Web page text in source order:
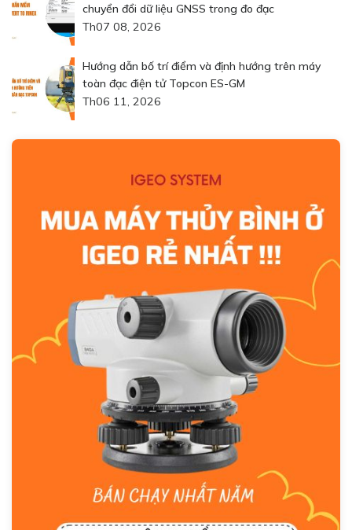
chuyển đổi dữ liệu GNSS trong đo đạc
Th07 08, 2026
Hướng dẫn bố trí điểm và định hướng trên máy
toàn đạc điện tử Topcon ES-GM
Th06 11, 2026